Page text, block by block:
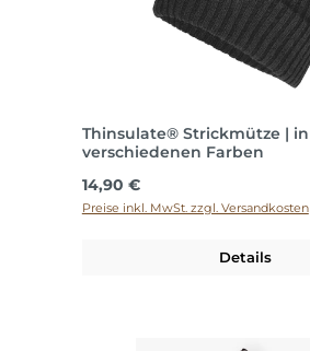
Thinsulate® Strickmütze | in
verschiedenen Farben
Regulärer Preis:
14,90 €
Preise inkl. MwSt. zzgl. Versandkosten
Details